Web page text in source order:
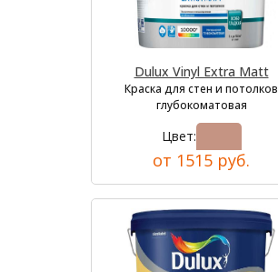
Dulux Vinyl Extra Matt
Краска для стен и потолков
глубокоматовая
Цвет:
от 1515 руб.